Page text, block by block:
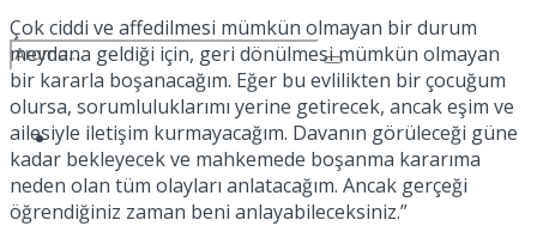
Türkiye
No Result
Çok ciddi ve affedilmesi mümkün olmayan bir durum
meydana geldiği için, geri dönülmesi mümkün olmayan
bir kararla boşanacağım. Eğer bu evlilikten bir çocuğum
olursa, sorumluluklarımı yerine getirecek, ancak eşim ve
ailesiyle iletişim kurmayacağım. Davanın görüleceği güne
kadar bekleyecek ve mahkemede boşanma kararıma
neden olan tüm olayları anlatacağım. Ancak gerçeği
öğrendiğiniz zaman beni anlayabileceksiniz.”